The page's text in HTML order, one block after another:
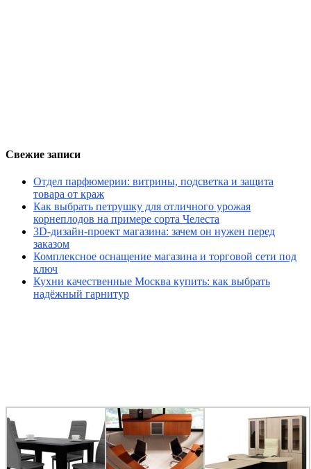
Свежие записи
Отдел парфюмерии: витрины, подсветка и защита
товара от краж
Как выбрать петрушку для отличного урожая
корнеплодов на примере сорта Челеста
3D-дизайн-проект магазина: зачем он нужен перед
заказом
Комплексное оснащение магазина и торговой сети под
ключ
Кухни качественные Москва купить: как выбрать
надёжный гарнитур